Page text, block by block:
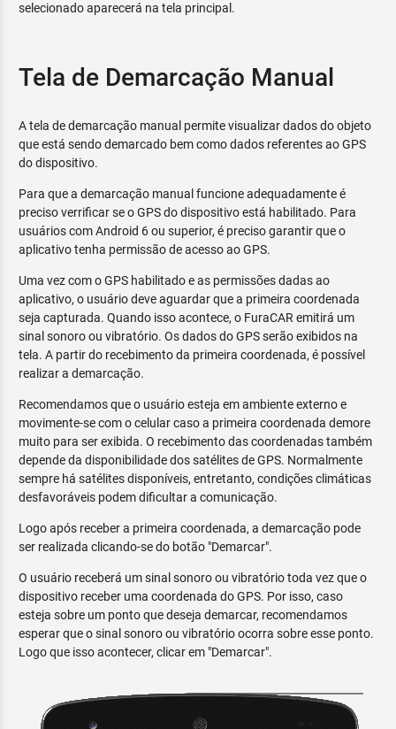
selecionado aparecerá na tela principal.
Tela de Demarcação Manual
A tela de demarcação manual permite visualizar dados do objeto
que está sendo demarcado bem como dados referentes ao GPS
do dispositivo.
Para que a demarcação manual funcione adequadamente é
preciso verrificar se o GPS do dispositivo está habilitado. Para
usuários com Android 6 ou superior, é preciso garantir que o
aplicativo tenha permissão de acesso ao GPS.
Uma vez com o GPS habilitado e as permissões dadas ao
aplicativo, o usuário deve aguardar que a primeira coordenada
seja capturada. Quando isso acontece, o FuraCAR emitirá um
sinal sonoro ou vibratório. Os dados do GPS serão exibidos na
tela. A partir do recebimento da primeira coordenada, é possível
realizar a demarcação.
Recomendamos que o usuário esteja em ambiente externo e
movimente-se com o celular caso a primeira coordenada demore
muito para ser exibida. O recebimento das coordenadas também
depende da disponibilidade dos satélites de GPS. Normalmente
sempre há satélites disponíveis, entretanto, condições climáticas
desfavoráveis podem dificultar a comunicação.
Logo após receber a primeira coordenada, a demarcação pode
ser realizada clicando-se do botão "Demarcar".
O usuário receberá um sinal sonoro ou vibratório toda vez que o
dispositivo receber uma coordenada do GPS. Por isso, caso
esteja sobre um ponto que deseja demarcar, recomendamos
esperar que o sinal sonoro ou vibratório ocorra sobre esse ponto.
Logo que isso acontecer, clicar em "Demarcar".